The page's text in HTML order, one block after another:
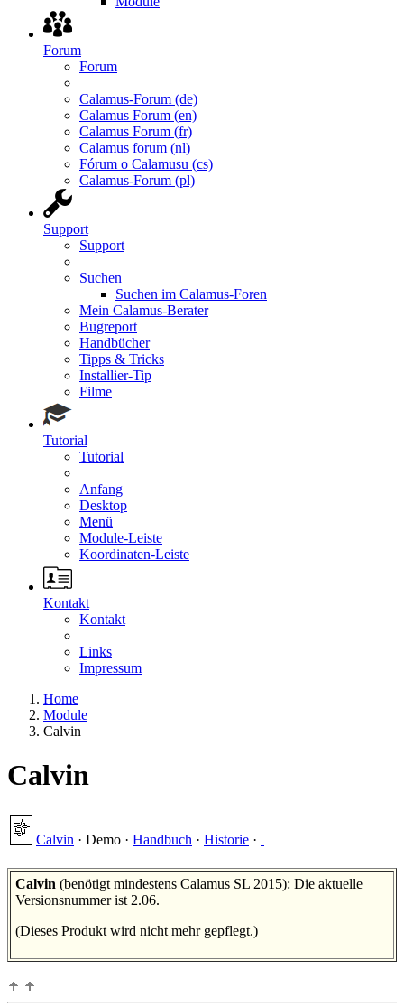
Forum
Forum
Calamus-Forum (de)
Calamus Forum (en)
Calamus Forum (fr)
Calamus forum (nl)
Fórum o Calamusu (cs)
Calamus-Forum (pl)
Support
Support
Suchen
Suchen im Calamus-Foren
Mein Calamus-Berater
Bugreport
Handbücher
Tipps & Tricks
Installier-Tip
Filme
Tutorial
Tutorial
Anfang
Desktop
Menü
Module-Leiste
Koordinaten-Leiste
Kontakt
Kontakt
Links
Impressum
Home
Module
Calvin
Calvin
Calvin · Demo · Handbuch · Historie ·
Calvin (benötigt mindestens Calamus SL 2015): Die aktuelle
Versionsnummer ist 2.06.
(Dieses Produkt wird nicht mehr gepflegt.)